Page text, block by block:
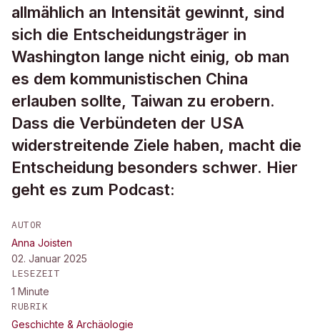
allmählich an Intensität gewinnt, sind
sich die Entscheidungsträger in
Washington lange nicht einig, ob man
es dem kommunistischen China
erlauben sollte, Taiwan zu erobern.
Dass die Verbündeten der USA
widerstreitende Ziele haben, macht die
Entscheidung besonders schwer. Hier
geht es zum Podcast:
AUTOR
Anna Joisten
02. Januar 2025
LESEZEIT
1 Minute
RUBRIK
Geschichte & Archäologie